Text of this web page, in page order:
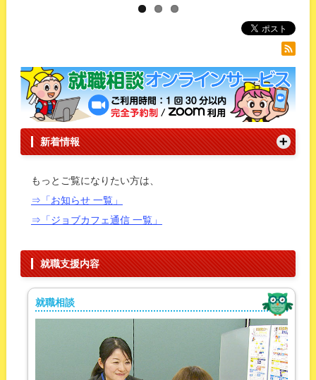
新着情報
もっとご覧になりたい方は、
⇒「お知らせ 一覧」
⇒「ジョブカフェ通信 一覧」
就職支援内容
就職相談